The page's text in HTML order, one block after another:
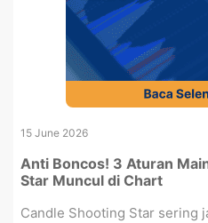
15 June 2026
Anti Boncos! 3 Aturan
Star Muncul di Chart
Candle Shooting Star sering